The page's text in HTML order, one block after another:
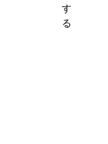
す
る